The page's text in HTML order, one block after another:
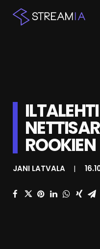
KESKUSTELU
SHOP
ROOKIEN
JANI LATVALA |